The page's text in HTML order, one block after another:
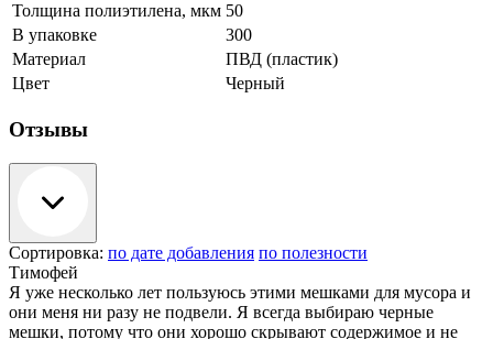
Толщина полиэтилена, мкм 50
В упаковке
300
Материал
ПВД (пластик)
Цвет
Черный
Отзывы
Сортировка: по дате добавления по полезности
Тимофей
Я уже несколько лет пользуюсь этими мешками для мусора и
они меня ни разу не подвели. Я всегда выбираю черные
мешки, потому что они хорошо скрывают содержимое и не